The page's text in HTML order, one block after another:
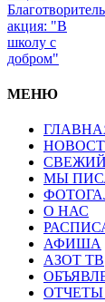
акция: "В
школу с
добром"
МЕНЮ
МЫ
О НАС
АФИША
АЗОТ ТВ